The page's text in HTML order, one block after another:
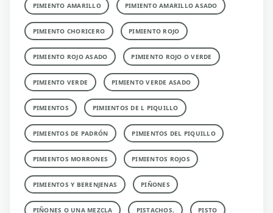
PIMIENTO AMARILLO PIMIENTO AMARILLO ASADO
PIMIENTO CHORICERO PIMIENTO ROJO
PIMIENTO ROJO ASADO PIMIENTO ROJO O VERDE
PIMIENTO VERDE PIMIENTO VERDE ASADO
PIMIENTOS PIMIENTOS DE L PIQUILLO
PIMIENTOS DE PADRÓN PIMIENTOS DEL PIQUILLO
PIMIENTOS MORRONES PIMIENTOS ROJOS
PIMIENTOS Y BERENJENAS PIÑONES
PIÑONES O UNA MEZCLA PISTACHOS. PISTO